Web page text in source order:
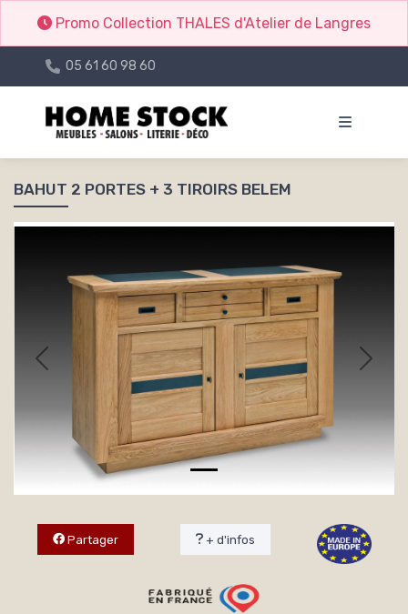
Promo Collection THALES d'Atelier de Langres
05 61 60 98 60
BAHUT 2 PORTES + 3 TIROIRS BELEM
Partager + d'infos